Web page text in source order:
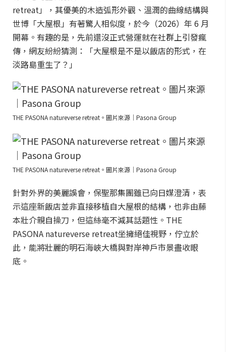
retreat」，其優美的木造弧形外觀、溫潤的曲線結構與
世博「大屋根」有著驚人相似度，於今（2026）年 6 月
開幕。有趣的是，先前還沒正式營運就在社群上引發瘋
傳，網友紛紛猜測：「大屋根是不是以飯店的形式，在
淡路島重生了？」
THE PASONA natureverse retreat。圖片來源｜Pasona Group
THE PASONA natureverse retreat。圖片來源｜Pasona Group
針對外界的美麗誤會，保聖那集團雖已向日媒澄清，表
示這座新飯店並非直接移植自大屋根的結構，也非由藤
本壯介親自操刀，但這絲毫不減其話題性。THE
PASONA natureverse retreat坐擁絕佳視野，佇立於
此，能將壯麗的明石海峽大橋與對岸神戶市景盡收眼
底。